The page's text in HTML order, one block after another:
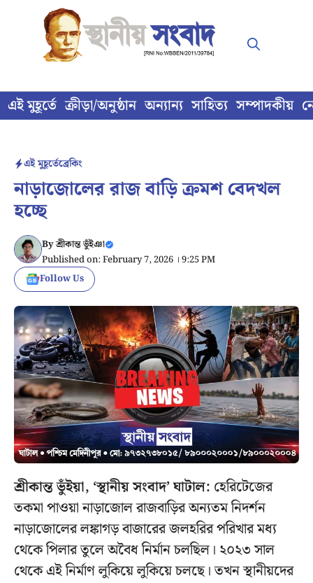
content
এই মুহূর্তে ক্রীড়া/অনুষ্ঠান অন্যান্য সাহিত্য সম্পাদকীয়
এই মুহূর্তেব্রেকিং
নাড়াজোলের রাজ বাড়ি ক্রমশ বেদখল
হচ্ছে
Byশ্রীকান্ত ভুঁইঞা
Published on: February 7, 2026 । 9:25 PM
Follow Us
শ্রীকান্ত ভুঁইয়া, ‘স্থানীয় সংবাদ’ ঘাটাল: হেরিটেজের
তকমা পাওয়া নাড়াজোল রাজবাড়ির অন্যতম নিদর্শন
নাড়াজোলের লঙ্কাগড় বাজারের জলহরির পরিখার মধ্য
থেকে পিলার তুলে অবৈধ নির্মান চলছিল। ২০২৩ সাল
থেকে এই নির্মাণ লুকিয়ে লুকিয়ে চলছে। তখন স্থানীয়দের